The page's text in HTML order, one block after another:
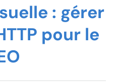
: gérer
pour le